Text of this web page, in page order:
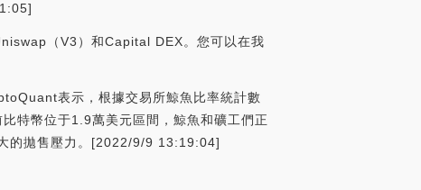
（V3）和Capital DEX。您可以在我
表示，根據交易所鯨魚比率統計數
特幣位于1.9萬美元區間，鯨魚和礦工們正
的拋售壓力。[2022/9/9 13:19:04]